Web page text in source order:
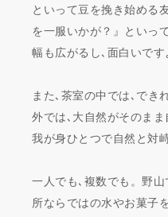
といって豆を挽き始める
を一服いかが？』といっ
幅も広がるし､面白いです
また､茶室の中では､でき
外では､大自然がそのまま
我が身ひとつで自然と対
一人でも､複数でも。野
所ならではの水やお菓子